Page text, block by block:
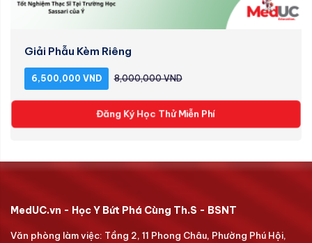
Giải Phẫu Kèm Riêng
6,500,000 VND 8,000,000 VND
Đăng Ký Học Thử Miễn Phí
MedUC.vn - Học Y Bứt Phá Cùng Th.S - BSNT
Văn phòng làm việc: Tầng 2, 11 Phong Châu, Phường Phú Hội,